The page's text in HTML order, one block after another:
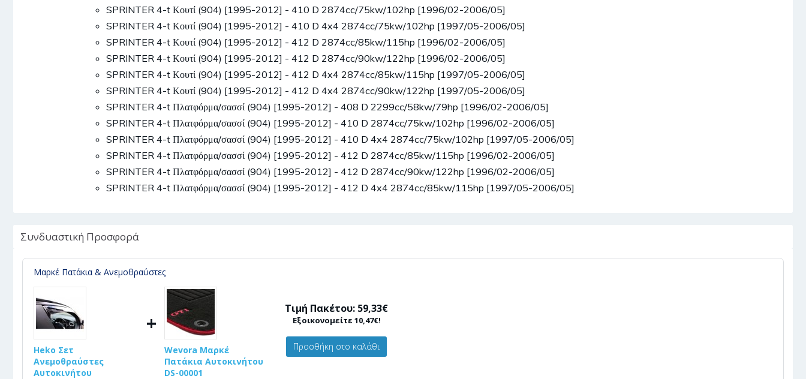
SPRINTER 4-t Κουτί (904) [1995-2012] - 410 D 2874cc/75kw/102hp [1996/02-2006/05]
SPRINTER 4-t Κουτί (904) [1995-2012] - 410 D 4x4 2874cc/75kw/102hp [1997/05-2006/05]
SPRINTER 4-t Κουτί (904) [1995-2012] - 412 D 2874cc/85kw/115hp [1996/02-2006/05]
SPRINTER 4-t Κουτί (904) [1995-2012] - 412 D 2874cc/90kw/122hp [1996/02-2006/05]
SPRINTER 4-t Κουτί (904) [1995-2012] - 412 D 4x4 2874cc/85kw/115hp [1997/05-2006/05]
SPRINTER 4-t Κουτί (904) [1995-2012] - 412 D 4x4 2874cc/90kw/122hp [1997/05-2006/05]
SPRINTER 4-t Πλατφόρμα/σασσί (904) [1995-2012] - 408 D 2299cc/58kw/79hp [1996/02-2006/05]
SPRINTER 4-t Πλατφόρμα/σασσί (904) [1995-2012] - 410 D 2874cc/75kw/102hp [1996/02-2006/05]
SPRINTER 4-t Πλατφόρμα/σασσί (904) [1995-2012] - 410 D 4x4 2874cc/75kw/102hp [1997/05-2006/05]
SPRINTER 4-t Πλατφόρμα/σασσί (904) [1995-2012] - 412 D 2874cc/85kw/115hp [1996/02-2006/05]
SPRINTER 4-t Πλατφόρμα/σασσί (904) [1995-2012] - 412 D 2874cc/90kw/122hp [1996/02-2006/05]
SPRINTER 4-t Πλατφόρμα/σασσί (904) [1995-2012] - 412 D 4x4 2874cc/85kw/115hp [1997/05-2006/05]
Συνδυαστική Προσφορά
Μαρκέ Πατάκια & Ανεμοθραύστες
Heko Σετ
Ανεμοθραύστες
Αυτοκινήτου
+
Wevora Μαρκέ
Πατάκια Αυτοκινήτου
DS-00001
Τιμή Πακέτου: 59,33€
Εξοικονομείτε 10,47€!
Προσθήκη στο καλάθι